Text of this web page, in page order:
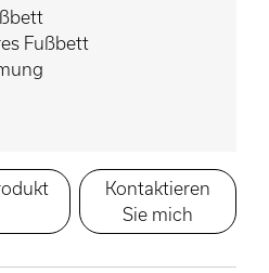
Fußbett
Kontaktieren
Sie mich